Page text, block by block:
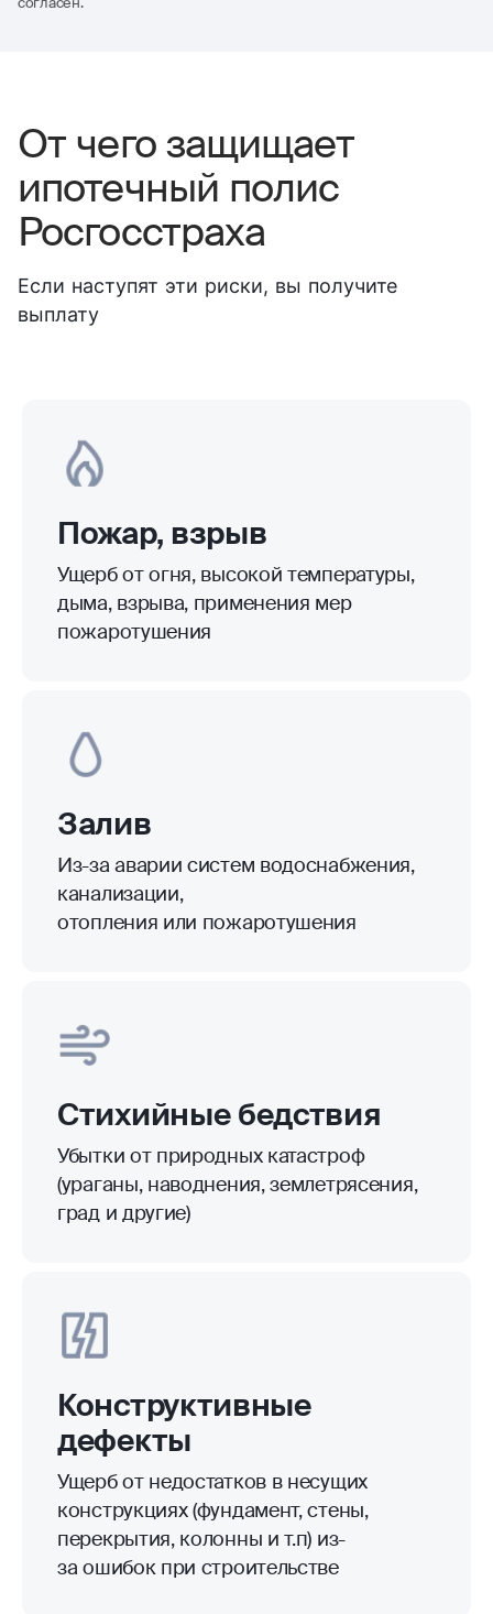
От чего защищает
ипотечный полис
Росгосстраха
Если наступят эти риски, вы получите
выплату
Пожар, взрыв
Ущерб от огня, высокой температуры,
дыма, взрыва, применения мер
пожаротушения
Залив
Из-за аварии систем водоснабжения,
канализации,
отопления или пожаротушения
Стихийные бедствия
Убытки от природных катастроф
(ураганы, наводнения, землетрясения,
град и другие)
Конструктивные
дефекты
Ущерб от недостатков в несущих
конструкциях (фундамент, стены,
перекрытия, колонны и т.п) из-
за ошибок при строительстве